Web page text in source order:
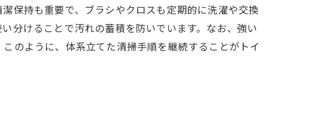
保持も重要で、ブラシやクロスも定期的に洗濯や交換
分けることで汚れの蓄積を防いでいます。なお、強い
のように、体系立てた清掃手順を継続することがトイ